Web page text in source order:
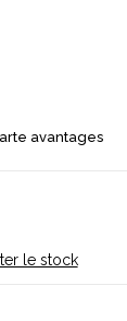
avantages
le stock